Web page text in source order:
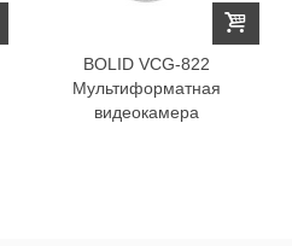
BOLID VCG-822
Мультиформатная
видеокамера